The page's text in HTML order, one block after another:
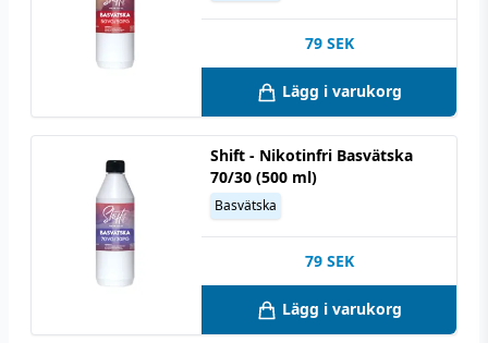
79 SEK
Lägg i varukorg
Shift - Nikotinfri Basvätska
70/30 (500 ml)
Basvätska
79 SEK
Lägg i varukorg